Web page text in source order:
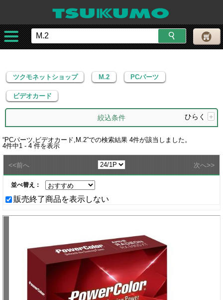
ツクモネットショップ ビデオカード
ツクモネットショップ M.2 PCパーツ
ビデオカード
絞込条件 ひらく +
“PCパーツ,ビデオカード,M.2”での検索結果 4件が該当しました。
4件中1 - 4 件を表示
<<前へ 次へ>>
並べ替え：
販売終了商品を表示しない